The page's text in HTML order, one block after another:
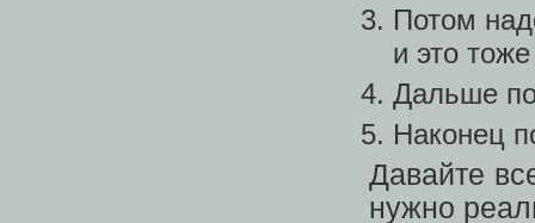
Потом
и это
Дальше
Наконец
Давайте
нужно